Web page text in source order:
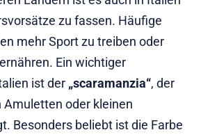
zu fassen. Häufige
mehr Sport zu treiben oder
Ein wichtiger
ist der „scaramanzia“, der
Amuletten oder kleinen
Besonders beliebt ist die Farbe